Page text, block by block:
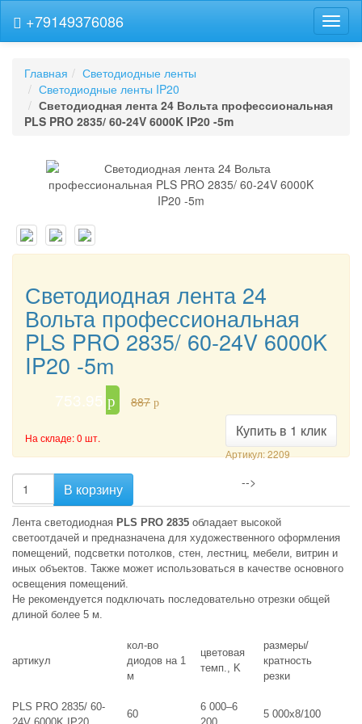
+79149376086
Главная
Светодиодные ленты
Светодиодные ленты IP20
Светодиодная лента 24 Вольта профессиональная
PLS PRO 2835/ 60-24V 6000K IP20 -5m
Светодиодная лента 24
Вольта профессиональная
PLS PRO 2835/ 60-24V 6000K
IP20 -5m
753.95 p 887 p
Купить в 1 клик
Артикул: 2209
На складе: 0 шт.
В корзину -->
Лента светодиодная PLS PRO 2835 обладает высокой
светоотдачей и предназначена для художественного оформления
помещений, подсветки потолков, стен, лестниц, мебели, витрин и
иных объектов. Также может использоваться в качестве основного
освещения помещений.
Не рекомендуется подключать последовательно отрезки общей
длиной более 5 м.
артикул
кол-во
диодов на 1
м
цветовая
темп., K
размеры/
кратность
резки
PLS PRO 2835/ 60-
60
6 000–6
5 000х8/100